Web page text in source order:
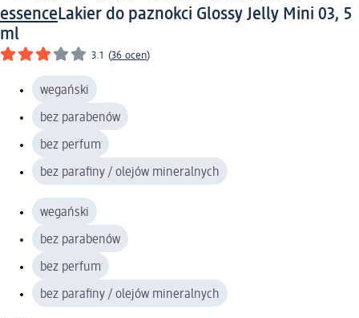
essenceLakier do paznokci Glossy Jelly Mini 03, 5
ml
3.1 (36 ocen)
wegański
bez parabenów
bez perfum
bez parafiny / olejów mineralnych
wegański
bez parabenów
bez perfum
bez parafiny / olejów mineralnych